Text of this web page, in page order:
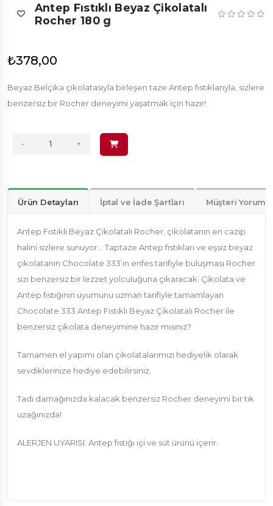
Antep Fıstıklı Beyaz Çikolatalı
Rocher 180 g
₺378,00
Beyaz Belçika çikolatasıyla birleşen taze Antep fıstıklarıyla, sizlere
benzersiz bir Rocher deneyimi yaşatmak için hazır!
- +
Ürün Detayları İptal ve İade Şartları Müşteri
Antep Fıstıklı Beyaz Çikolatalı Rocher, çikolatanın en cazip
halini sizlere sunuyor... Taptaze Antep fıstıkları ve eşsiz beyaz
çikolatanın Chocolate 333’ın enfes tarifiyle buluşması Rocher
sizi benzersiz bir lezzet yolculuğuna çıkaracak. Çikolata ve
Antep fıstığının uyumunu uzman tarifiyle tamamlayan
Chocolate 333 Antep Fıstıklı Beyaz Çikolatalı Rocher ile
benzersiz çikolata deneyimine hazır mısınız?
Tamamen el yapımı olan çikolatalarımızı hediyelik olarak
sevdiklerinize hediye edebilirsiniz.
Tadı damağınızda kalacak benzersiz Rocher deneyimi bir tık
uzağınızda!
ALERJEN UYARISI: Antep fıstığı içi ve süt ürünü içerir.